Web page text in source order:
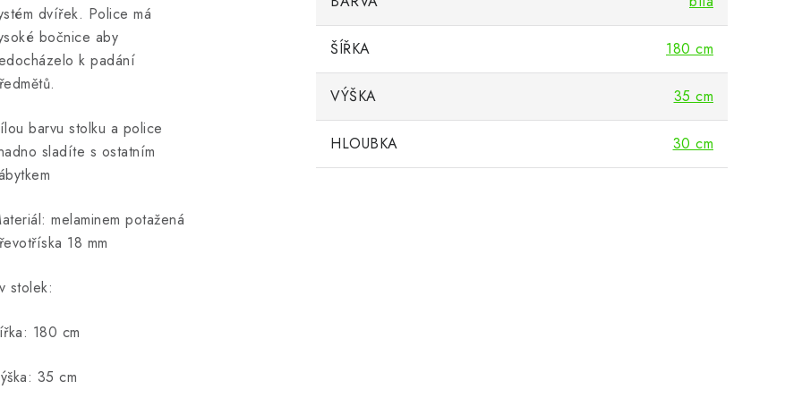
dvířek. Police má
bočnice aby
k padání
barvu stolku a police
sladíte s ostatním
melaminem potažená
18 mm
stolek:
180 cm
35 cm
ŠÍŘKA 180 cm
VÝŠKA 35 cm
HLOUBKA 30 cm